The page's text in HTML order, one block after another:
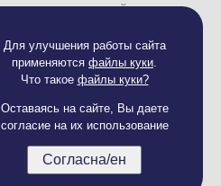
Для улучшения работы сайта
применяются файлы куки.
Что такое файлы куки?
Оставаясь на сайте, Вы даете
согласие на их использование
Согласна/ен
продвижение сайта —